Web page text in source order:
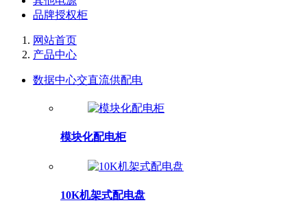
品牌授权柜
网站首页
产品中心
数据中心交直流供配电
模块化配电柜
10K机架式配电盘